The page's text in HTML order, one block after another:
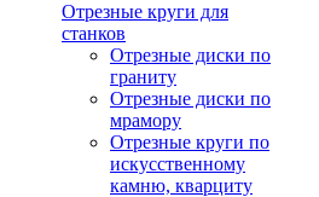
Отрезные круги для
станков
Отрезные диски по
граниту
Отрезные диски по
мрамору
Отрезные круги по
искусственному
камню, кварциту